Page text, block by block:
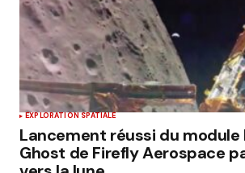
EXPLORATION SPATIALE
Lancement réussi du module
Ghost de Firefly Aerospace